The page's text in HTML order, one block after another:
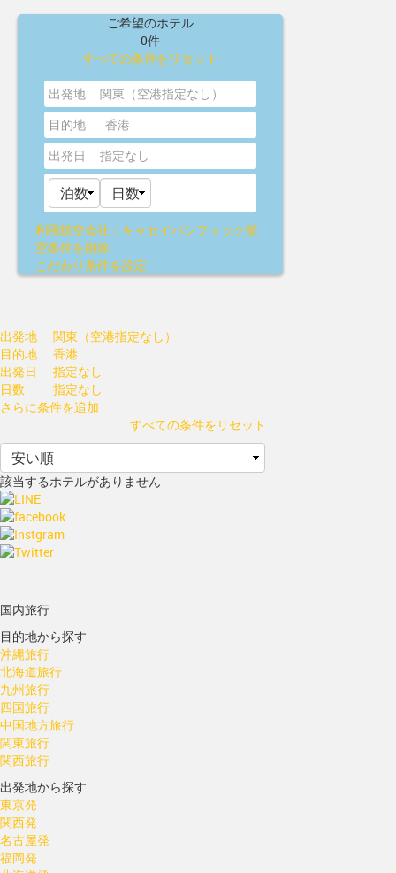
ご希望のホテル
0件
すべての条件をリセット
出発地
関東（空港指定なし）
目的地
香港
出発日
指定なし
利用航空会社：キャセイパシフィック航
空条件を削除
こだわり条件を設定
出発地
関東（空港指定なし）
目的地
香港
出発日
指定なし
日数
指定なし
さらに条件を追加
すべての条件をリセット
該当するホテルがありません
国内旅行
目的地から探す
沖縄旅行
北海道旅行
九州旅行
四国旅行
中国地方旅行
関東旅行
関西旅行
出発地から探す
東京発
関西発
名古屋発
福岡発